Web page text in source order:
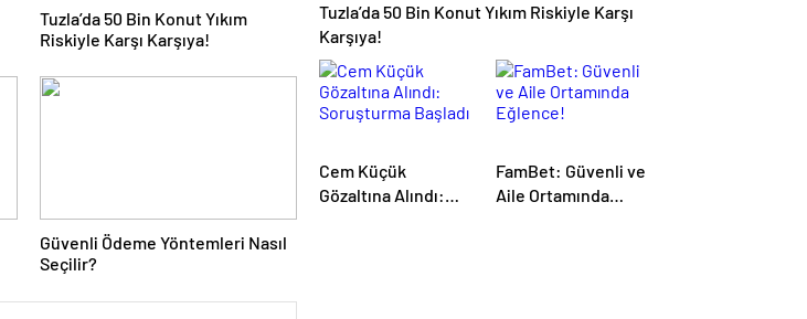
Tuzla’da 50 Bin Konut Yıkım
Riskiyle Karşı Karşıya!
Güvenli Ödeme Yöntemleri Nasıl
Seçilir?
Tuzla’da 50 Bin Konut Yıkım Riskiyle Karşı
Karşıya!
Cem Küçük
Gözaltına Alındı:
FamBet: Güvenli ve
Aile Ortamında